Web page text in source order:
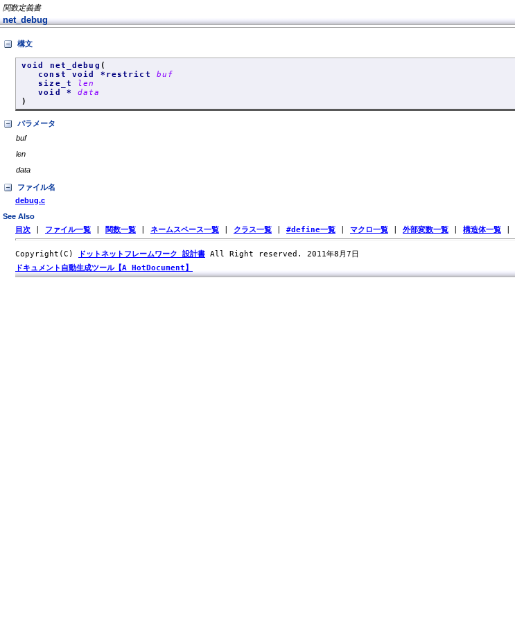
関数定義書
net_debug
構文
void net_debug (
const void *restrict buf
size_t
len
void *data
)
パラメータ
buf
len
data
ファイル名
debug.c
See Also
目次 ファイル一覧 関数一覧 ネームスペース一覧 クラス一覧 #define一覧 マクロ一覧 外部変数一覧 構造体一覧
Copyright(C) ドットネットフレームワーク 設計書 All Right reserved. 2011年8月7日
ドキュメント自動生成ツール【A HotDocument】